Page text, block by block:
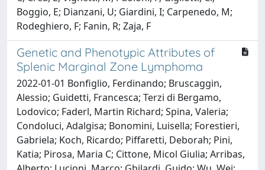
Boggio, E; Dianzani, U; Giardini, I; Carpenedo, M;
Rodeghiero, F; Fanin, R; Zaja, F
Genetic and Phenotypic Attributes of
Splenic Marginal Zone Lymphoma
2022-01-01 Bonfiglio, Ferdinando; Bruscaggin,
Alessio; Guidetti, Francesca; Terzi di Bergamo,
Lodovico; Faderl, Martin Richard; Spina, Valeria;
Condoluci, Adalgisa; Bonomini, Luisella; Forestieri,
Gabriela; Koch, Ricardo; Piffaretti, Deborah; Pini,
Katia; Pirosa, Maria C; Cittone, Micol Giulia; Arribas,